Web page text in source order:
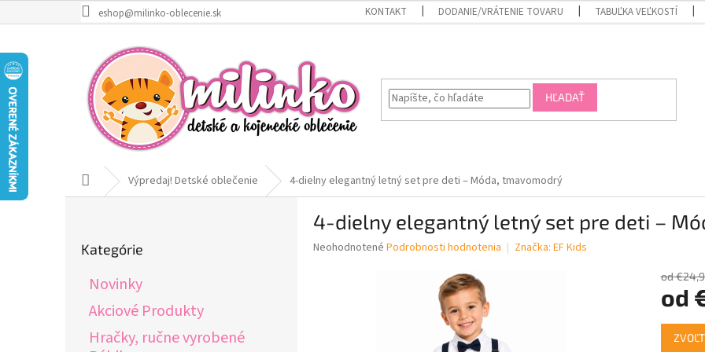
na
eshop@milinko-oblecenie.sk KONTAKT DODANIE/VRÁTENIE TOVARU TABUĽKA VEĽKOSTÍ
HĽADAŤ
DomovVýpredaj! Detské oblečenie 4-dielny elegantný letný set pre deti – Móda, tmavomodrý
kategórie
Kategórie
Novinky
Akciové Produkty
Hračky, ručne vyrobené
4-dielny elegantný letný set pre deti –
Priemerné
Neohodnotené Podrobnosti hodnotenia Značka: EF Kids
od
od
cena: